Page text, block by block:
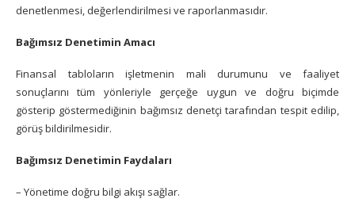
denetlenmesi, değerlendirilmesi ve raporlanmasıdır.
Bağımsız Denetimin Amacı
Finansal tabloların işletmenin mali durumunu ve faaliyet
sonuçlarını tüm yönleriyle gerçeğe uygun ve doğru biçimde
gösterip göstermediğinin bağımsız denetçi tarafından tespit edilip,
görüş bildirilmesidir.
Bağımsız Denetimin Faydaları
– Yönetime doğru bilgi akışı sağlar.